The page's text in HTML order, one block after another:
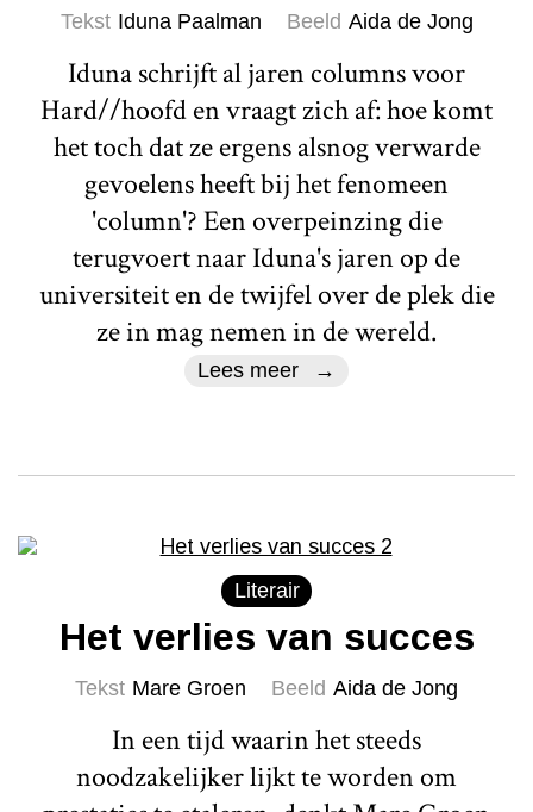
Tekst Iduna Paalman Beeld Aida de Jong
Iduna schrijft al jaren columns voor
Hard//hoofd en vraagt zich af: hoe komt
het toch dat ze ergens alsnog verwarde
gevoelens heeft bij het fenomeen
'column'? Een overpeinzing die
terugvoert naar Iduna's jaren op de
universiteit en de twijfel over de plek die
ze in mag nemen in de wereld.
Lees meer
Literair
Het verlies van succes
Tekst Mare Groen Beeld Aida de Jong
In een tijd waarin het steeds
noodzakelijker lijkt te worden om